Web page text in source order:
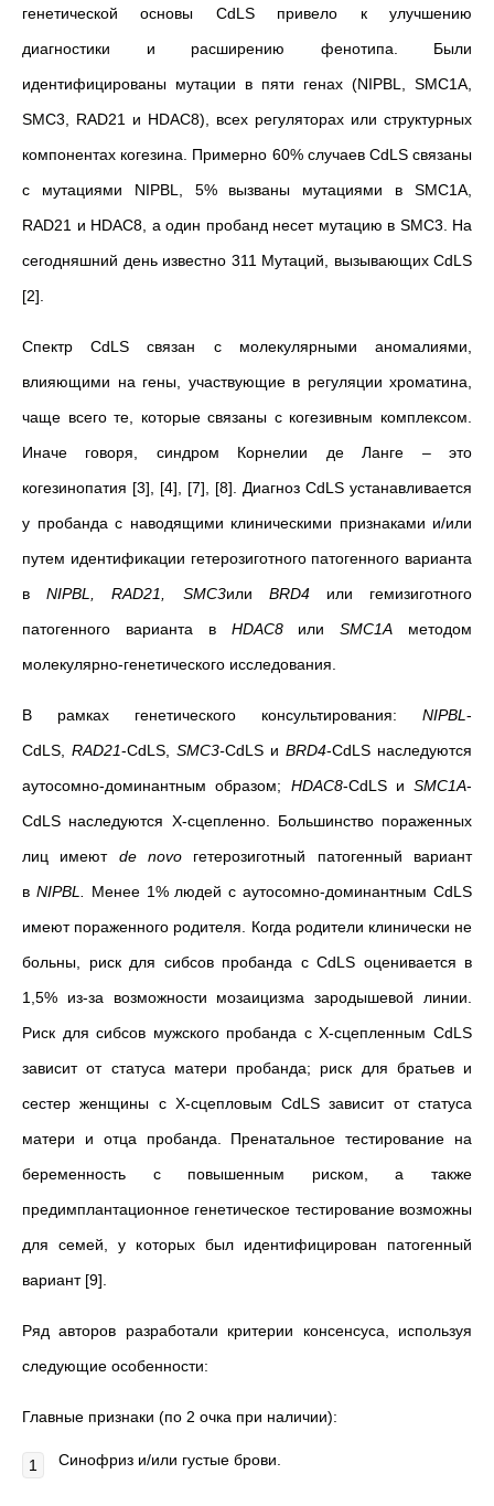
генетической основы CdLS привело к улучшению
диагностики и расширению фенотипа. Были
идентифицированы мутации в пяти генах (NIPBL, SMC1A,
SMC3, RAD21 и HDAC8), всех регуляторах или структурных
компонентах когезина. Примерно 60% случаев CdLS связаны
с мутациями NIPBL, 5% вызваны мутациями в SMC1A,
RAD21 и HDAC8, а один пробанд несет мутацию в SMC3. На
сегодняшний день известно 311 Мутаций, вызывающих CdLS
[2].
Спектр CdLS связан с молекулярными аномалиями,
влияющими на гены, участвующие в регуляции хроматина,
чаще всего те, которые связаны с когезивным комплексом.
Иначе говоря, синдром Корнелии де Ланге – это
когезинопатия [3], [4], [7], [8]. Диагноз CdLS устанавливается
у пробанда с наводящими клиническими признаками и/или
путем идентификации гетерозиготного патогенного варианта
вNIPBL RAD21, SMC3или BRD4 или гемизиготного
патогенного варианта в HDAC8илиSMC1A методом
молекулярно-генетического исследования.
В рамках генетического консультирования: NIPBL -
CdLS, RAD21-CdLS, SMC3-CdLS и BRD4-CdLS наследуются
аутосомно-доминантным образом; HDAC8-CdLS и SMC1A-
CdLS наследуются X-сцепленно. Большинство пораженных
лиц имеют de novo гетерозиготный патогенный вариант
в NIPBL
Менее 1% людей с аутосомно-доминантным CdLS
имеют пораженного родителя. Когда родители клинически не
больны, риск для сибсов пробанда с CdLS оценивается в
1,5% из-за возможности мозаицизма зародышевой линии.
Риск для сибсов мужского пробанда с Х-сцепленным CdLS
зависит от статуса матери пробанда; риск для братьев и
сестер женщины с X-сцепловым CdLS зависит от статуса
матери и отца пробанда. Пренатальное тестирование на
беременность с повышенным риском, а также
предимплантационное генетическое тестирование возможны
для семей, у которых был идентифицирован патогенный
вариант [9].
Ряд авторов разработали критерии консенсуса, используя
следующие особенности:
Главные признаки (по 2 очка при наличии):
Синофриз и/или густые брови.